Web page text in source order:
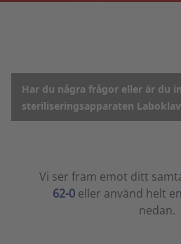
Har du några frågor eller är du
steriliseringsapparaten Laboklav
Vi ser fram emot ditt
62-0 eller använd helt
nedan.